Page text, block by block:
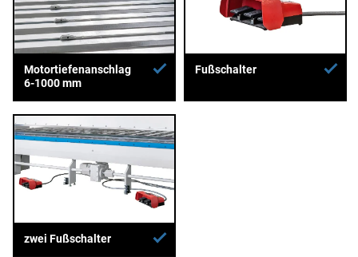
Motortiefenanschlag
6-1000 mm
Fußschalter
zwei Fußschalter